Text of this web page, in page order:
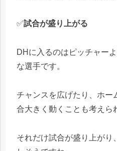
✅試合が盛り上がる
DHに入るのはピッチャー
な選手です。
チャンスを広げたり、ホー
合大きく動くことも考えら
それだけ試合が盛り上がり